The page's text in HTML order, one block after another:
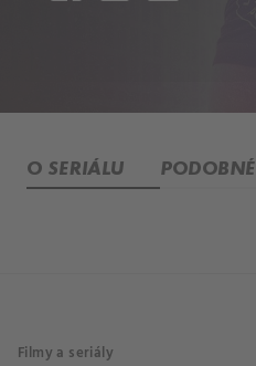
O SERIÁLU PODOBNÉ
Filmy a seriály